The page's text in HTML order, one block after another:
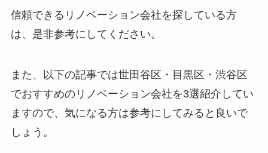
信頼できるリノベーション会社を探している方
は、是非参考にしてください。
また、以下の記事では世田谷区・目黒区・渋谷区
でおすすめのリノベーション会社を3選紹介してい
ますので、気になる方は参考にしてみると良いで
しょう。